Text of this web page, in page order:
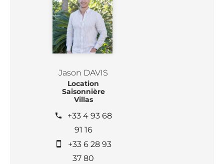
Jason DAVIS
Location
Saisonnière
Villas
+33 4 93 68
91 16
+33 6 28 93
37 80